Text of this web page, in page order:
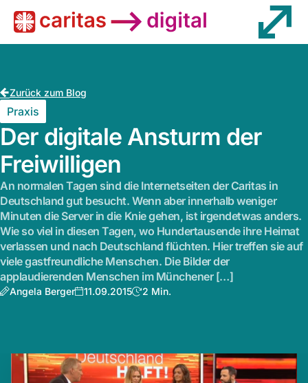
Wissen
Zurück zum Blog
Praxis
Der digitale Ansturm der
Freiwilligen
An normalen Tagen sind die Internetseiten der Caritas in
Deutschland gut besucht. Wenn aber innerhalb weniger
Minuten die Server in die Knie gehen, ist irgendetwas anders.
Wie so viel in diesen Tagen, wo Hundertausende ihre Heimat
verlassen und nach Deutschland flüchten. Hier treffen sie auf
viele gastfreundliche Menschen. Die Bilder der
applaudierenden Menschen im Münchener […]
Angela Berger 11.09.2015 2 Min.